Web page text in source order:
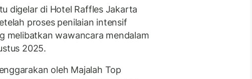
digelar di Hotel Raffles Jakarta
proses penilaian intensif
melibatkan wawancara mendalam
2025.
oleh Majalah Top